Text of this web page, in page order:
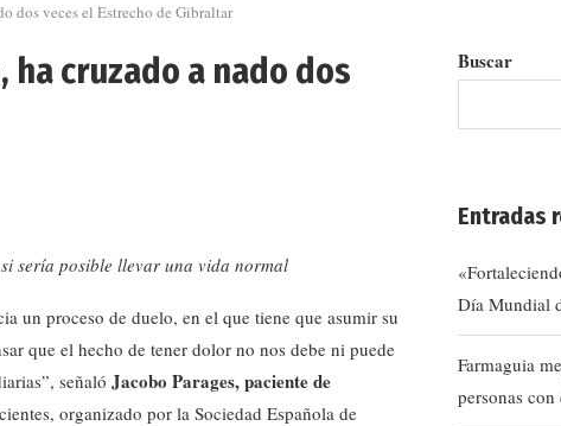
dos veces el Estrecho de Gibraltar
ha cruzado a nado dos
sería posible llevar una vida normal
un proceso de duelo, en el que tiene que asumir su
que el hecho de tener dolor no nos debe ni puede
señaló Jacobo Parages, paciente de
organizado por la Sociedad Española de
Buscar
Entradas
Día Mundial
Farmaguia
personas